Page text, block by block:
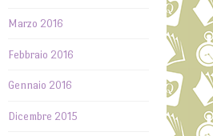
Marzo 2016
Febbraio 2016
Gennaio 2016
Dicembre 2015